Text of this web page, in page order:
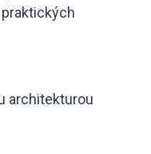
architekturou